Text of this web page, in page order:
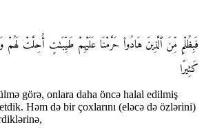
فَبِظُلْمٍ مِّنَ ٱلَّذِينَ هَادُوا۟ حَرَّمْنَا عَلَيْهِمْ طَيِّبَـٰتٍ أُحِلَّتْ
كَثِيرًا
görə, onlara daha öncə halal edilmiş
Həm də bir çoxlarını (eləcə də özlərini)